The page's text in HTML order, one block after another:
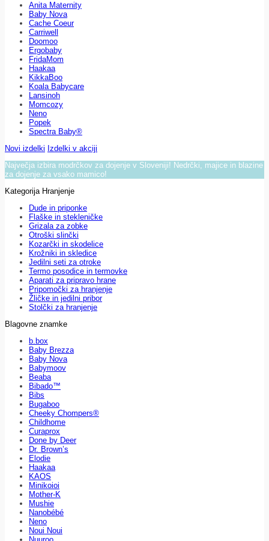
Anita Maternity
Baby Nova
Cache Coeur
Carriwell
Doomoo
Ergobaby
FridaMom
Haakaa
KikkaBoo
Koala Babycare
Lansinoh
Momcozy
Neno
Popek
Spectra Baby®
Novi izdelki Izdelki v akciji
Največja izbira modrčkov za dojenje v Sloveniji! Nedrčki, majice in blazine
za dojenje za vsako mamico!
Kategorija Hranjenje
Dude in priponke
Flaške in stekleničke
Grizala za zobke
Otroški slinčki
Kozarčki in skodelice
Krožniki in skledice
Jedilni seti za otroke
Termo posodice in termovke
Aparati za pripravo hrane
Pripomočki za hranjenje
Žličke in jedilni pribor
Stolčki za hranjenje
Blagovne znamke
b.box
Baby Brezza
Baby Nova
Babymoov
Beaba
Bibado™
Bibs
Bugaboo
Cheeky Chompers®
Childhome
Curaprox
Done by Deer
Dr. Brown’s
Elodie
Haakaa
KAOS
Minikoioi
Mother-K
Mushie
Nanobébé
Neno
Noui Noui